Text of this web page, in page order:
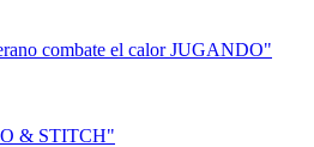
combate el calor JUGANDO"
& STITCH"